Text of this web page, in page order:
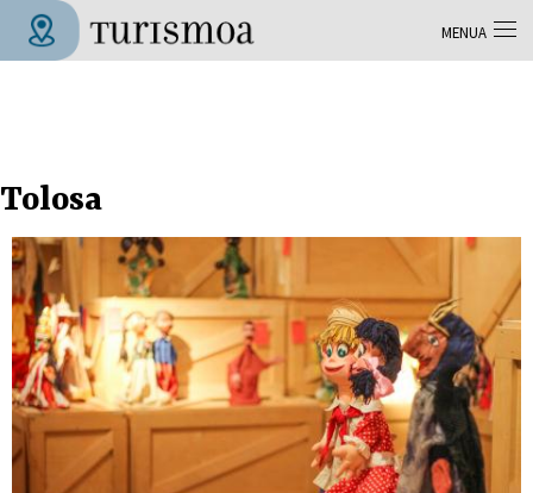
Skip to main content
Tolosa
Orriak
MENUA